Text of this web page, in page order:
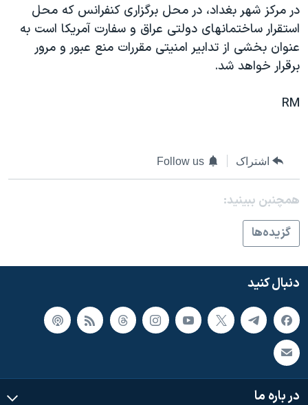
چهل سال گروگان‌گیری
قانون شفافیت دارائی کادر رهبری ایران
اعتراضات مردمی آبان ۹۸
اسرائیل در جنگ
سفر پرزیدنت ترامپ به چین
در مرکز شهر بغداد، در محل برگزاری کنفرانس که محل
استقرار ساختمانهای دولتی عراق و سفارت آمريکا است به
عنوان بخشی از تدابير امنيتی مقررات منع عبور و مرور
برقرار خواهد شد.
RM
اشتراک Follow us
همچنبن ببینید:
گزيده‌ها
دنبال کنید
در باره ما